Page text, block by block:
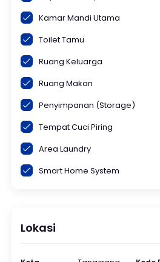
Kamar Mandi Utama
Toilet Tamu
Ruang Keluarga
Ruang Makan
Penyimpanan (Storage)
Tempat Cuci Piring
Area Laundry
Smart Home System
Lokasi